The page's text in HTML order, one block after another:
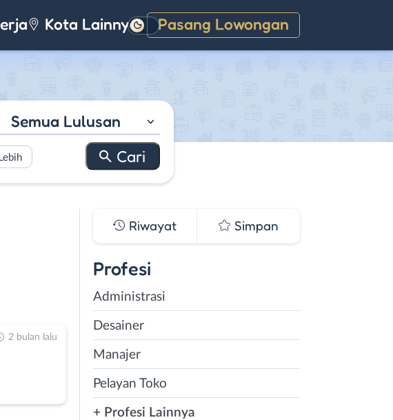
Kota Lainnya Pasang Lowongan
Gelap
Semua Lulusan
2 bulan lalu
Riwayat Simpan
Profesi
Administrasi
Desainer
Manajer
Pelayan Toko
+ Profesi Lainnya